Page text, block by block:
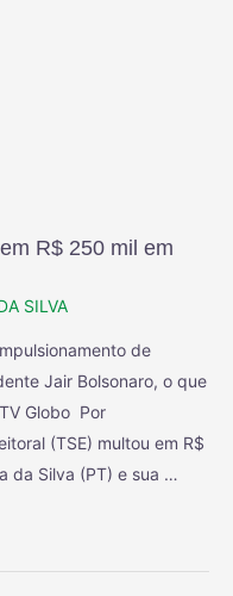
R$ 250 mil em
SILVA
de
Jair Bolsonaro, o que
Globo Por
(TSE) multou em R$
da Silva (PT) e sua …